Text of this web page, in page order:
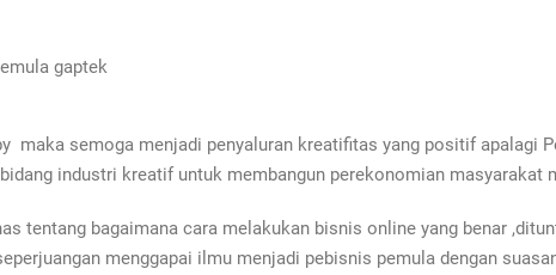
maka semoga menjadi penyaluran kreatifitas yang positif apalagi
industri kreatif untuk membangun perekonomian masyarakat
tentang bagaimana cara melakukan bisnis online yang benar
menggapai ilmu menjadi pebisnis pemula dengan